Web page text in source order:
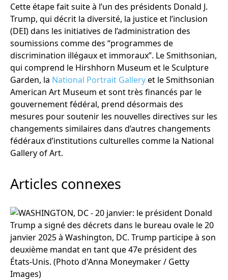
Cette étape fait suite à l’un des présidents Donald J.
Trump, qui décrit la diversité, la justice et l’inclusion
(DEI) dans les initiatives de l’administration des
soumissions comme des “programmes de
discrimination illégaux et immoraux”. Le Smithsonian,
qui comprend le Hirshhorn Museum et le Sculpture
Garden, la National Portrait Galleryet le Smithsonian
American Art Museum et sont très financés par le
gouvernement fédéral, prend désormais des
mesures pour soutenir les nouvelles directives sur les
changements similaires dans d’autres changements
fédéraux d’institutions culturelles comme la National
Gallery of Art.
Articles connexes